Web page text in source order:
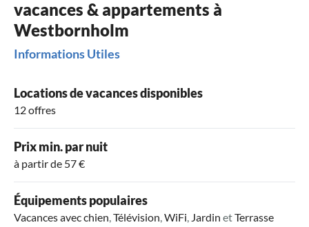
vacances & appartements à
Westbornholm
Informations Utiles
Locations de vacances disponibles
12 offres
Prix min. par nuit
à partir de 57 €
Équipements populaires
Vacances avec chien,Télévision,WiFi, Jardin etTerrasse